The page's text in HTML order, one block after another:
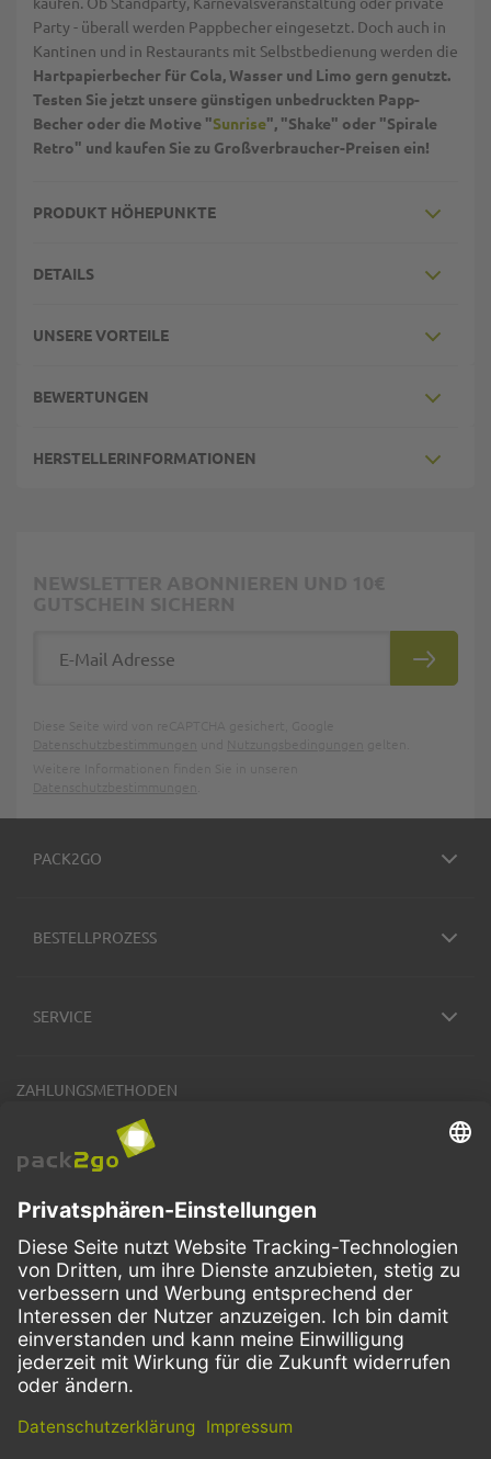
Party - überall werden Pappbecher eingesetzt. Doch auch in
Kantinen und in Restaurants mit Selbstbedienung werden die
Hartpapierbecher für Cola, Wasser und Limo gern genutzt.
Testen Sie jetzt unsere günstigen unbedruckten Papp-
Becher oder die Motive "Sunrise", "Shake" oder "Spirale
Retro" und kaufen Sie zu Großverbraucher-Preisen ein!
PRODUKT HÖHEPUNKTE
DETAILS
UNSERE VORTEILE
BEWERTUNGEN
HERSTELLERINFORMATIONEN
PACK2GO
BESTELLPROZESS
SERVICE
ZAHLUNGSMETHODEN
VERSANDARTEN
FacebookInstagramLinkedIn